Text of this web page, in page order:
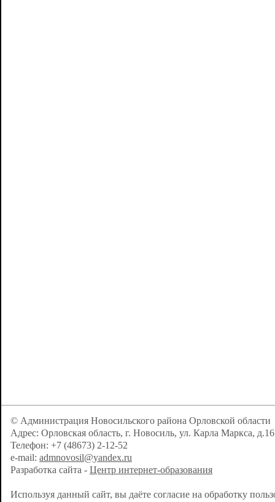
© Администрация Новосильского района Орловской области
Адрес: Орловская область, г. Новосиль, ул. Карла Маркса, д.16
Телефон: +7 (48673) 2-12-52
e-mail: admnovosil@yandex.ru
Разработка сайта - Центр интернет-образования
Используя данный сайт, вы даёте согласие на обработку